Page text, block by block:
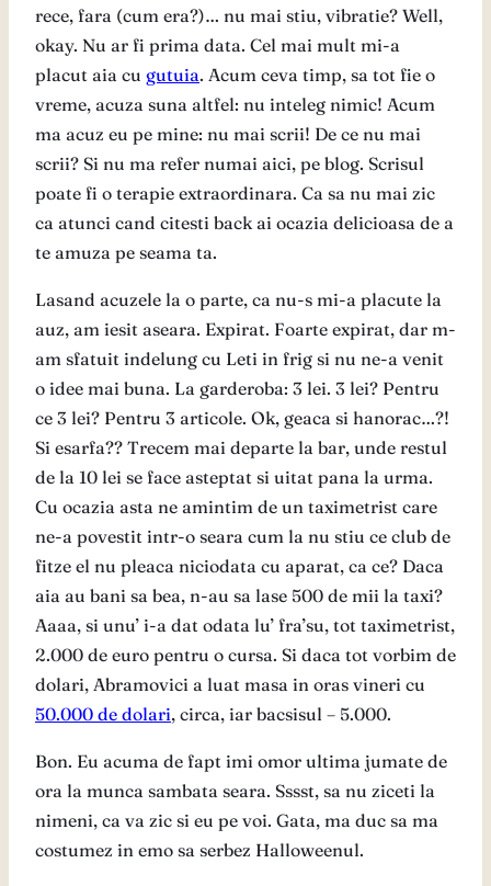
rece, fara (cum era?)… nu mai stiu, vibratie? Well,
okay. Nu ar fi prima data. Cel mai mult mi-a
placut aia cu gutuia. Acum ceva timp, sa tot fie o
vreme, acuza suna altfel: nu inteleg nimic! Acum
ma acuz eu pe mine: nu mai scrii! De ce nu mai
scrii? Si nu ma refer numai aici, pe blog. Scrisul
poate fi o terapie extraordinara. Ca sa nu mai zic
ca atunci cand citesti back ai ocazia delicioasa de a
te amuza pe seama ta.
Lasand acuzele la o parte, ca nu-s mi-a placute la
auz, am iesit aseara. Expirat. Foarte expirat, dar m-
am sfatuit indelung cu Leti in frig si nu ne-a venit
o idee mai buna. La garderoba: 3 lei. 3 lei? Pentru
ce 3 lei? Pentru 3 articole. Ok, geaca si hanorac…?!
Si esarfa?? Trecem mai departe la bar, unde restul
de la 10 lei se face asteptat si uitat pana la urma.
Cu ocazia asta ne amintim de un taximetrist care
ne-a povestit intr-o seara cum la nu stiu ce club de
fitze el nu pleaca niciodata cu aparat, ca ce? Daca
aia au bani sa bea, n-au sa lase 500 de mii la taxi?
Aaaa, si unu’ i-a dat odata lu’ fra’su, tot taximetrist,
2.000 de euro pentru o cursa. Si daca tot vorbim de
dolari, Abramovici a luat masa in oras vineri cu
50.000 de dolari, circa, iar bacsisul – 5.000.
Bon. Eu acuma de fapt imi omor ultima jumate de
ora la munca sambata seara. Sssst, sa nu ziceti la
nimeni, ca va zic si eu pe voi. Gata, ma duc sa ma
costumez in emo sa serbez Halloweenul.